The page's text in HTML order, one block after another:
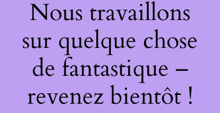
Nous travaillons
sur quelque chose
de fantastique –
revenez bientôt !